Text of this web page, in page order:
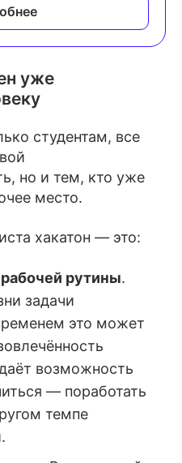
уже
студентам, все
но и тем, кто уже
место.
хакатон — это:
рутины.
задачи
это может
возможность
— поработать
темпе